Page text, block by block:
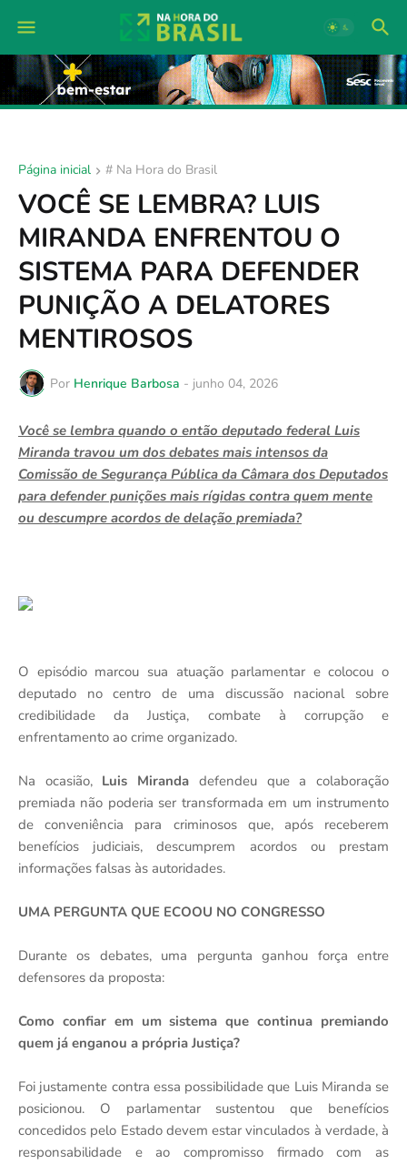
Página inicial # Na Hora do Brasil
VOCÊ SE LEMBRA? LUIS
MIRANDA ENFRENTOU O
SISTEMA PARA DEFENDER
PUNIÇÃO A DELATORES
MENTIROSOS
Por Henrique Barbosa - junho 04, 2026
Você se lembra quando o então deputado federal Luis
Miranda travou um dos debates mais intensos da
Comissão de Segurança Pública da Câmara dos Deputados
para defender punições mais rígidas contra quem mente
ou descumpre acordos de delação premiada?
O episódio marcou sua atuação parlamentar e colocou o
deputado no centro de uma discussão nacional sobre
credibilidade da Justiça, combate à corrupção e
enfrentamento ao crime organizado.
Na ocasião, Luis Miranda defendeu que a colaboração
premiada não poderia ser transformada em um instrumento
de conveniência para criminosos que, após receberem
benefícios judiciais, descumprem acordos ou prestam
informações falsas às autoridades.
UMA PERGUNTA QUE ECOOU NO CONGRESSO
Durante os debates, uma pergunta ganhou força entre
defensores da proposta:
Como confiar em um sistema que continua premiando
quem já enganou a própria Justiça?
Foi justamente contra essa possibilidade que Luis Miranda se
posicionou. O parlamentar sustentou que benefícios
concedidos pelo Estado devem estar vinculados à verdade, à
responsabilidade e ao compromisso firmado com as